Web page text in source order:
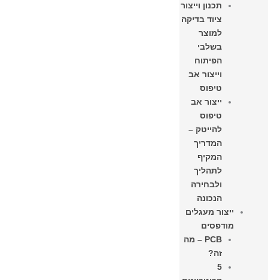
תכנון וייצור
ציוד בדיקה
למוצר
בשלבי
הפיתוח
וייצור אב
טיפוס
ייצור אב
טיפוס
להייטק –
המדריך
המקיף
לתהליך
ולבחירה
הנכונה
ייצור מעגלים
מודפסים
PCB – מה
זה?
5